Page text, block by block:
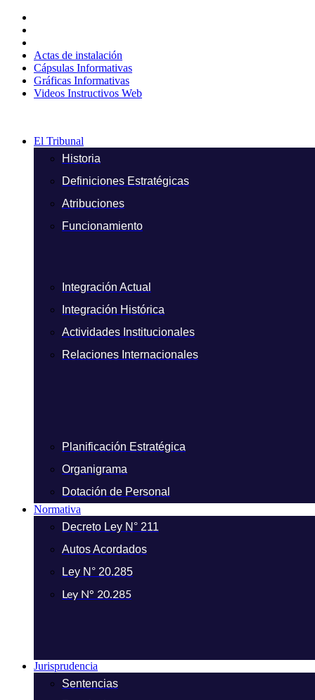
contenido
Actas de instalación
Cápsulas Informativas
Gráficas Informativas
Videos Instructivos Web
El Tribunal
Historia
Definiciones Estratégicas
Atribuciones
Funcionamiento
Integración Actual
Integración Histórica
Actividades Institucionales
Relaciones Internacionales
Planificación Estratégica
Organigrama
Dotación de Personal
Normativa
Decreto Ley N° 211
Autos Acordados
Ley N° 20.285
Ley N° 20.285
Jurisprudencia
Sentencias